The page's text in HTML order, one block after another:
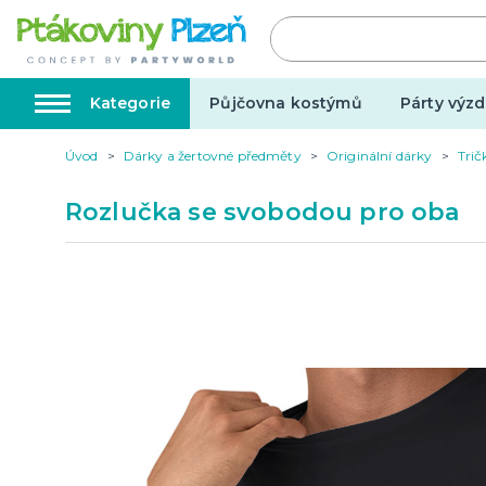
Kategorie Půjčovna kostýmů Párty
Dárky pro muže
Dárky pro ženy
Dárky pro oba
Svatba
Svatby
Úvod Dárky a žertovné předměty Originální dárky
Rozlučka se svobodou pro oba